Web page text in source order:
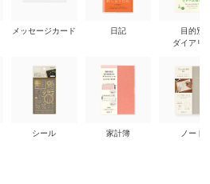
メッセージカード
シール
日記
家計簿
目的別
ダイアリ
ノート